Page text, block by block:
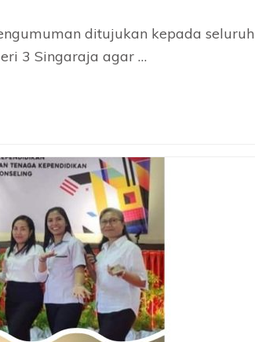
ditujukan kepada seluruh
3 Singaraja agar …